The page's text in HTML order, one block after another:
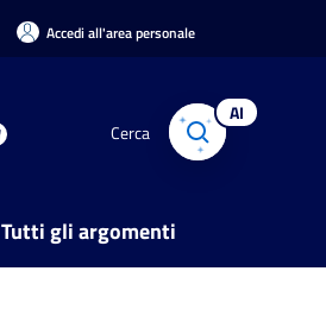
Accedi all'area personale
Cerca
AI
Tutti gli argomenti